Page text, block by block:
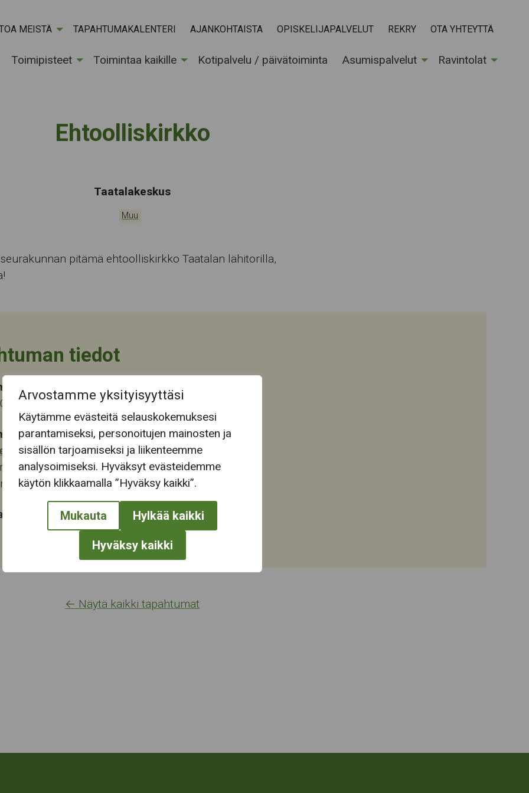
Arvostamme yksityisyyttäsi
Käytämme evästeitä selauskokemuksesi
parantamiseksi, personoitujen mainosten ja
sisällön tarjoamiseksi ja liikenteemme
analysoimiseksi. Hyväksyt evästeidemme
käytön klikkaamalla ”Hyväksy kaikki”.
Mukauta Hylkää kaikki
Hyväksy kaikki
MEISTÄ TAPAHTUMAKALENTERI AJANKOHTAISTA OPISKELIJAPALVELUT REKRY OTA YHTEYTTÄ
Toimipisteet Toimintaa kaikille Kotipalvelu / päivätoiminta Asumispalvelut Ravintolat
Ehtoolliskirkko
Tapahtumapaikka:
Taatalakeskus
Kategoriat:
Muu
pitämä ehtoolliskirkko Taatalan lähitorilla,
tiedot
aika
13:00
6
← Näytä kaikki tapahtumat